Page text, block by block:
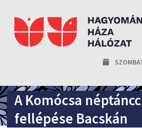
A Komócsa
fellépése Bacskán